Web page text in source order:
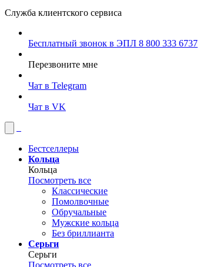
Служба клиентского сервиса
Бесплатный звонок в ЭПЛ 8 800 333 6737
Перезвоните мне
Чат в Telegram
Чат в VK
Бестселлеры
Кольца
Кольца
Посмотреть все
Классические
Помолвочные
Обручальные
Мужские кольца
Без бриллианта
Серьги
Серьги
Посмотреть все